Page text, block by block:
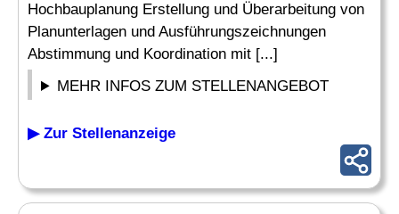
Hochbauplanung Erstellung und Überarbeitung von
Planunterlagen und Ausführungszeichnungen
Abstimmung und Koordination mit [...]
MEHR INFOS ZUM STELLENANGEBOT
▶ Zur Stellenanzeige